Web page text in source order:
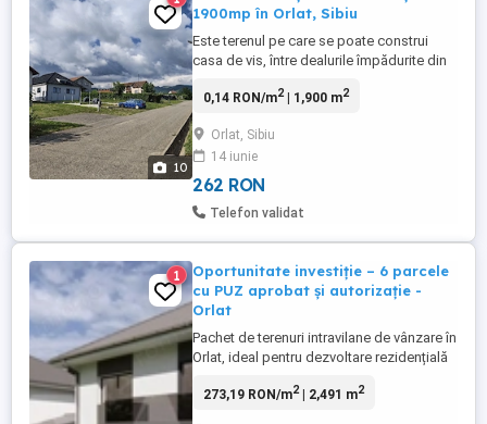
10
1900mp în Orlat, Sibiu
Este terenul pe care se poate construi
casa de vis, între dealurile împădurite din
Sibiu, în Orlat, vă așteaptă 1.900 mp de
utilitățile necesare, pentru a-l transforma în
ACASĂ! Terenul are deschidere la 2 străzi:
15,8m ...
0,14 RON/m2| 1,900 m2
Orlat, Sibiu
14 iunie
262 RON
Telefon validat
1
Oportunitate investiție – 6 parcele
cu PUZ aprobat și autorizație -
Orlat
Pachet de terenuri intravilane de vânzare în
Orlat, ideal pentru dezvoltare rezidențială
împărțită în 6 parcele (aprox. 330–350 mp
273,19 RON/m2| 2,491 m2